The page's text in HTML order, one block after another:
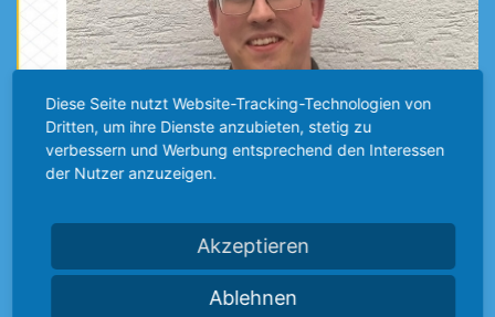
Diese Seite nutzt Website-Tracking-Technologien von
Dritten, um ihre Dienste anzubieten, stetig zu
verbessern und Werbung entsprechend den Interessen
der Nutzer anzuzeigen.
Akzeptieren
Ablehnen